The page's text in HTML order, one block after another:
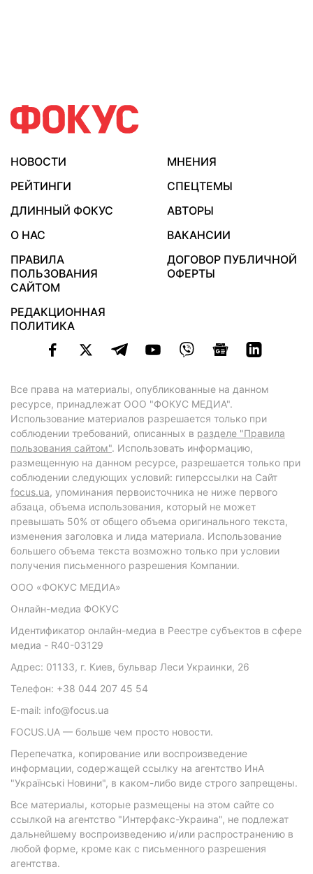
НОВОСТИ
МНЕНИЯ
РЕЙТИНГИ
СПЕЦТЕМЫ
ДЛИННЫЙ ФОКУС
АВТОРЫ
О НАС
ВАКАНСИИ
ПРАВИЛА
ПОЛЬЗОВАНИЯ
САЙТОМ
ДОГОВОР ПУБЛИЧНОЙ
ОФЕРТЫ
РЕДАКЦИОННАЯ
ПОЛИТИКА
Все права на материалы, опубликованные на данном
ресурсе, принадлежат ООО "ФОКУС МЕДИА".
Использование материалов разрешается только при
соблюдении требований, описанных в разделе "Правила
пользования сайтом". Использовать информацию,
размещенную на данном ресурсе, разрешается только при
соблюдении следующих условий: гиперссылки на Сайт
focus.ua, упоминания первоисточника не ниже первого
абзаца, объема использования, который не может
превышать 50% от общего объема оригинального текста,
изменения заголовка и лида материала. Использование
большего объема текста возможно только при условии
получения письменного разрешения Компании.
ООО «ФОКУС МЕДИА»
Онлайн-медиа ФОКУС
Идентификатор онлайн-медиа в Реестре субъектов в сфере
медиа - R40-03129
Адрес: 01133, г. Киев, бульвар Леси Украинки, 26
Телефон: +38 044 207 45 54
E-mail: info@focus.ua
FOCUS.UA — больше чем просто новости.
Перепечатка, копирование или воспроизведение
информации, содержащей ссылку на агентство ИнА
"Українські Новини", в каком-либо виде строго запрещены.
Все материалы, которые размещены на этом сайте со
ссылкой на агентство "Интерфакс-Украина", не подлежат
дальнейшему воспроизведению и/или распространению в
любой форме, кроме как с письменного разрешения
агентства.